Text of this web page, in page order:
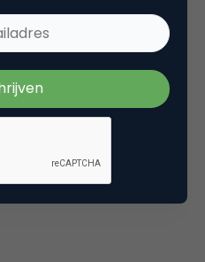
Zomercheck –